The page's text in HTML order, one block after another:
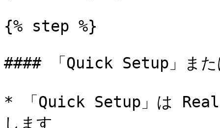
{% step %}
#### 「Quick Setup」また
* 「Quick Setup」は
します